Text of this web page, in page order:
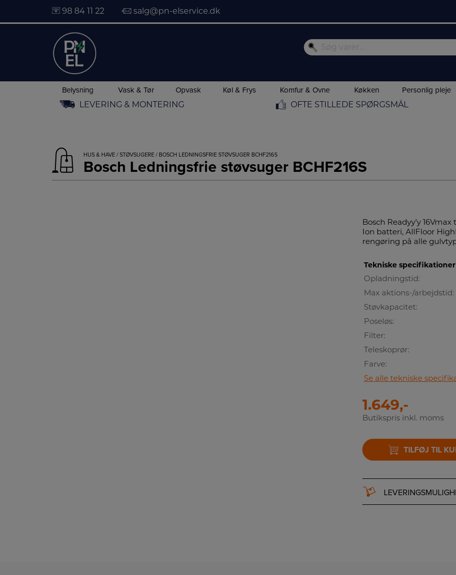
98 84 11 22 salg@pn-elservice.dk
Belysning Vask & Tør Opvask Køl & Frys Komfur & Ovne Køkken Personlig pleje
LEVERING & MONTERING OFTE STILLEDE SPØRGSMÅL
HUS & HAVE / STØVSUGERE / BOSCH LEDNINGSFRIE STØVSUGER BCHF216S
Bosch Ledningsfrie støvsuger BCHF216S
Bosch Readyy’y
Ion batteri, AllFloor
rengøring på alle
Tekniske specifikationer
Opladningstid:
Max aktions-/arbejdstid:
Støvkapacitet:
Poseløs:
Filter:
Teleskoprør:
Farve:
Se alle tekniske
1.649,-
Butikspris inkl. moms
TILFØJ TIL